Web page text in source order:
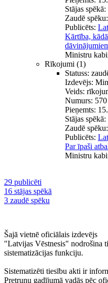
Stājas spēkā:
Zaudē spēku:
Publicēts:
Kārtība,
Ministru
Rīkojumi (1)
Statuss:
Izdevējs:
Veids:
Numurs: 570
Pieņemts:
Stājas spēkā:
Zaudē spēku:
Publicēts:
Par īpaši
Ministru
29 publicēti
16 stājas spēkā
3 zaudē spēku
Šajā vietnē oficiālais izdevējs
"Latvijas Vēstnesis" nodrošina
sistematizācijas funkciju.
Sistematizēti tiesību akti ir
Pretrunu gadījumā vadās pēc